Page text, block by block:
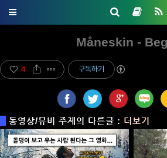
Måneskin -
4 구독하기
동영상/뮤비 주제의 다른글 : 더보기